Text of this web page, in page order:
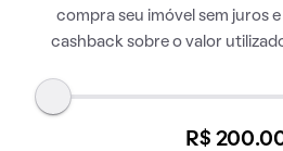
compra seu imóvel sem juros
cashback sobre o valor
R$